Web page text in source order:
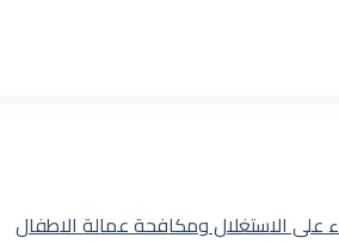
على الاستغلال ومكافحة عمالة الاطفال